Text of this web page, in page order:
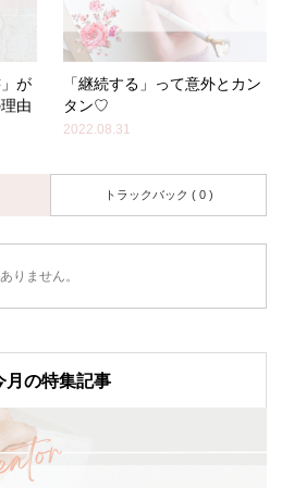
が
由
「継続する」って意外とカン
タン♡
2022.08.31
トラックバック ( 0 )
りません。
月の特集記事